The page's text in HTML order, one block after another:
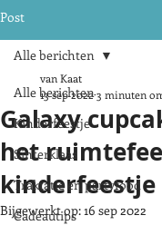
Post
Alle berichten
Kinderfeestje
Sinterklaas
Traktatie en partyfood
Cadeautips
Alle berichten
Galaxy
het
kinderfeestje
van Kaat
13 sep 20223 minuten
Bijgewerkt op:16 sep 2022